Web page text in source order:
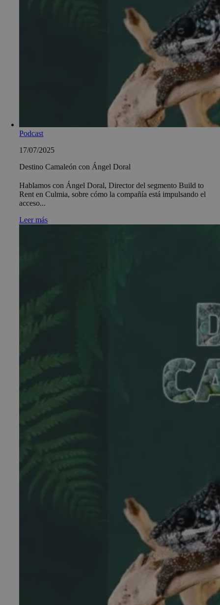
Podcast
17/07/2025
Destino Camaleón con Ángel Doral
Hablamos con Ángel Doral, Director del segmento Build to
Rent en Culmia, sobre cómo la compañía está impulsando el
acceso...
Leer más